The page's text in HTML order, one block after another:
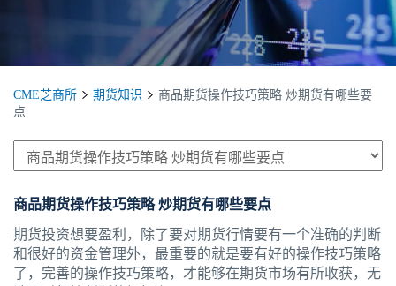
CME芝商所 期货知识
商品期货操作技巧策略 炒期货有哪些要
点
商品期货操作技巧策略 炒期货有哪些要点
期货投资想要盈利，除了要对期货行情要有一个准确的判断
和很好的资金管理外，最重要的就是要有好的操作技巧策略
了，完善的操作技巧策略，才能够在期货市场有所收获，无